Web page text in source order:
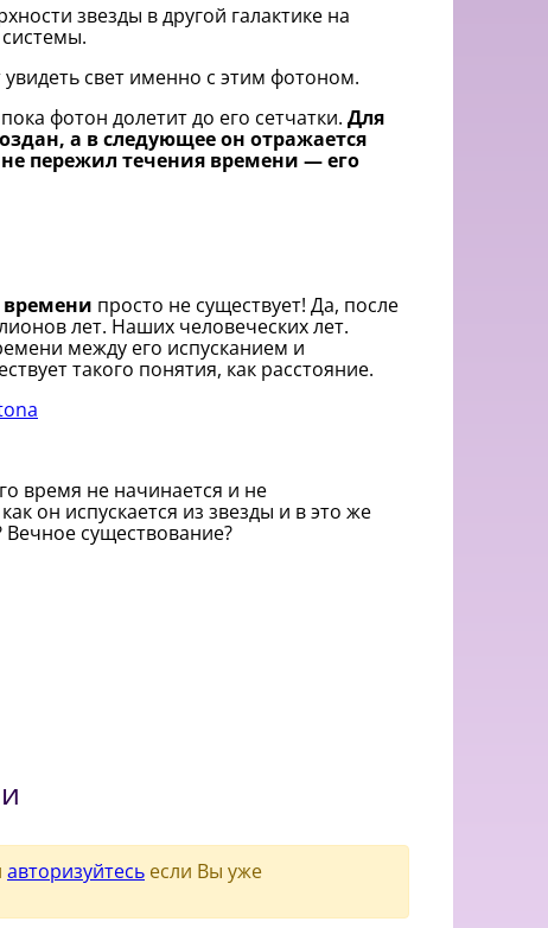
звезды в другой галактике на
свет именно с этим фотоном.
пока фотон долетит до его сетчатки. Для
а в следующее он отражается
пережил течения времени — его
времени просто не существует! Да, после
лет. Наших человеческих лет.
между его испусканием и
такого понятия, как расстояние.
время не начинается и не
он испускается из звезды и в это же
Вечное существование?
авторизуйтесь если Вы уже